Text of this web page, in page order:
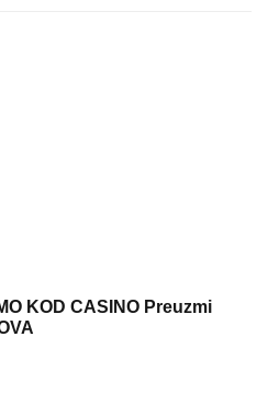
KOD CASINO Preuzmi